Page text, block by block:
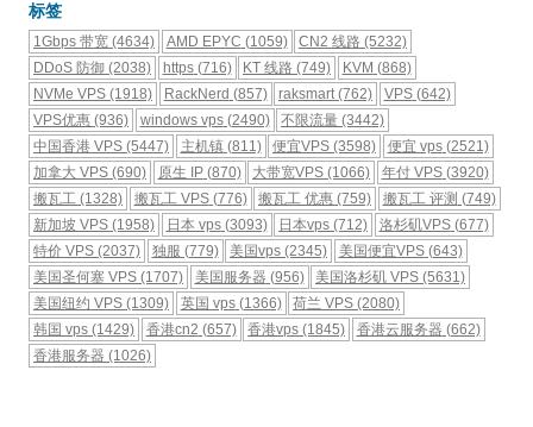
标签
1Gbps 带宽 (4634) AMD EPYC (1059) CN2 线路 (5232)
DDoS 防御 (2038) https(716) KT 线路 (749) KVM (868)
NVMe VPS (1918) RackNerd (857) raksmart(762) VPS(642)
VPS优惠 (936) windows vps(2490) 不限流量 (3442)
中国香港 VPS (5447) 主机镇(811) 便宜VPS (3598) 便宜 vps(2521)
加拿大 VPS (690) 原生 IP(870) 大带宽VPS (1066) 年付 VPS(3920)
搬瓦工 (1328) 搬瓦工 VPS(776) 搬瓦工 优惠 (759) 搬瓦工 评测 (749)
新加坡 VPS (1958) 日本 vps(3093) 日本vps (712) 洛杉矶VPS(677)
特价 VPS (2037) 独服 (779) 美国vps (2345) 美国便宜VPS(643)
美国圣何塞 VPS (1707) 美国服务器 (956) 美国洛杉矶 VPS (5631)
美国纽约 VPS (1309) 英国 vps(1366) 荷兰 VPS (2080)
韩国 vps (1429) 香港cn2 (657) 香港vps (1845) 香港云服务器 (662)
香港服务器 (1026)